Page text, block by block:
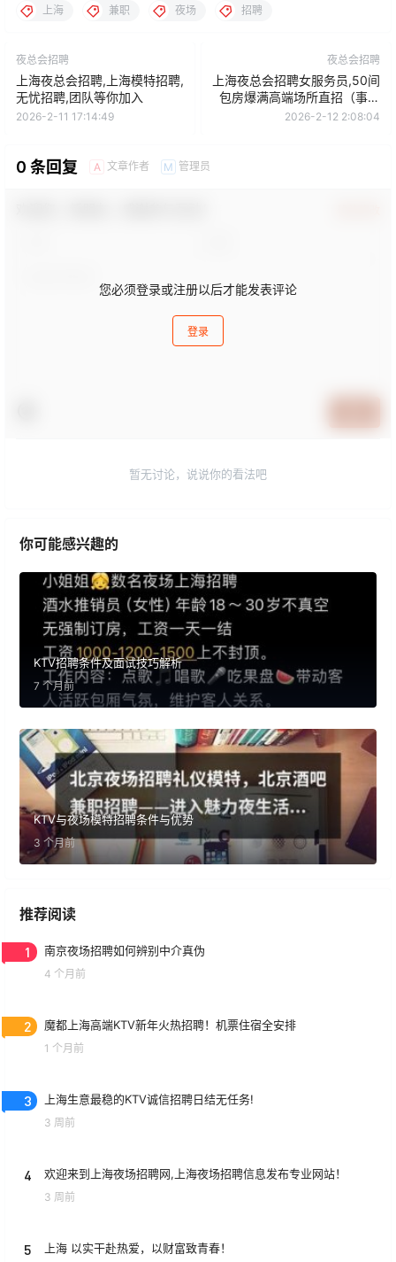
上海 兼职 夜场 招聘
夜总会招聘
上海夜总会招聘,上海模特招聘,
无忧招聘,团队等你加入
2026-2-11 17:14:49
夜总会招聘
上海夜总会招聘女服务员,50间
包房爆满高端场所直招（事在
人为）
2026-2-12 2:08:04
0 条回复 A 文章作者 M 管理员
您必须登录或注册以后才能发表评论
登录
暂无讨论，说说你的看法吧
你可能感兴趣的
KTV招聘条件及面试技巧解析
7 个月前
KTV与夜场模特招聘条件与优势
3 个月前
推荐阅读
1 南京夜场招聘如何辨别中介真伪
4 个月前
2 魔都上海高端KTV新年火热招聘！机票住宿全安排
1 个月前
3 上海生意最稳的KTV诚信招聘日结无任务!
3 周前
4 欢迎来到上海夜场招聘网,上海夜场招聘信息发布专业网站！
3 周前
5 上海 以实干赴热爱，以财富致青春！